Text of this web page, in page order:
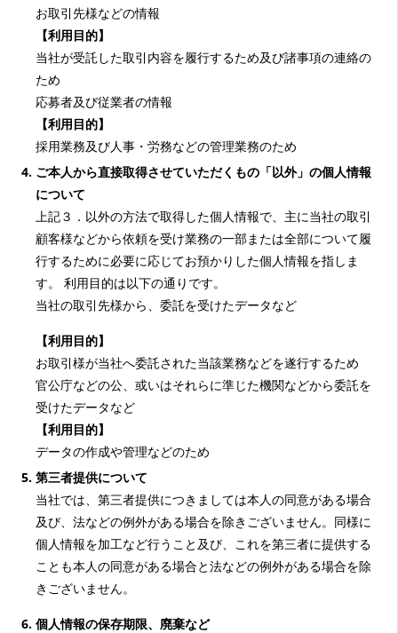
お取引先様などの情報
【利用目的】
当社が受託した取引内容を履行するため及び諸事項の連絡の
ため
応募者及び従業者の情報
【利用目的】
採用業務及び人事・労務などの管理業務のため
ご本人から直接取得させていただくもの「以外」の個人情報
について
上記３．以外の方法で取得した個人情報で、主に当社の取引
顧客様などから依頼を受け業務の一部または全部について履
行するために必要に応じてお預かりした個人情報を指しま
す。 利用目的は以下の通りです。
当社の取引先様から、委託を受けたデータなど
【利用目的】
お取引様が当社へ委託された当該業務などを遂行するため
官公庁などの公、或いはそれらに準じた機関などから委託を
受けたデータなど
【利用目的】
データの作成や管理などのため
第三者提供について
当社では、第三者提供につきましては本人の同意がある場合
及び、法などの例外がある場合を除きございません。同様に
個人情報を加工など行うこと及び、これを第三者に提供する
ことも本人の同意がある場合と法などの例外がある場合を除
きございません。
個人情報の保存期限、廃棄など